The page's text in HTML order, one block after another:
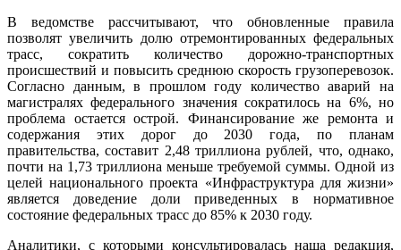
В ведомстве рассчитывают, что обновленные правила
позволят увеличить долю отремонтированных федеральных
трасс, сократить количество дорожно-транспортных
происшествий и повысить среднюю скорость грузоперевозок.
Согласно данным, в прошлом году количество аварий на
магистралях федерального значения сократилось на 6%, но
проблема остается острой. Финансирование же ремонта и
содержания этих дорог до 2030 года, по планам
правительства, составит 2,48 триллиона рублей, что, однако,
почти на 1,73 триллиона меньше требуемой суммы. Одной из
целей национального проекта «Инфраструктура для жизни»
является доведение доли приведенных в нормативное
состояние федеральных трасс до 85% к 2030 году.
Аналитики, с которыми консультировалась наша редакция,